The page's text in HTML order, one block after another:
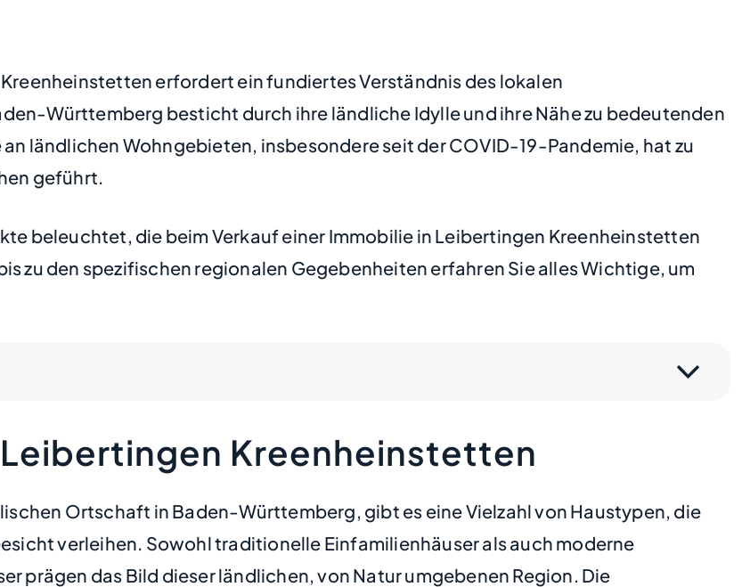
erfordert ein fundiertes Verständnis des lokalen
Württemberg besticht durch ihre ländliche Idylle und ihre Nähe zu bedeutenden
ländlichen Wohngebieten, insbesondere seit der COVID-19-Pandemie, hat zu
geführt.
beleuchtet, die beim Verkauf einer Immobilie in Leibertingen Kreenheinstetten
zu den spezifischen regionalen Gegebenheiten erfahren Sie alles Wichtige, um
Kreenheinstetten
Ortschaft in Baden-Württemberg, gibt es eine Vielzahl von Haustypen, die
verleihen. Sowohl traditionelle Einfamilienhäuser als auch moderne
prägen das Bild dieser ländlichen, von Natur umgebenen Region. Die